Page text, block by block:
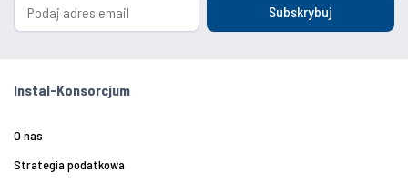
Subskrybuj
Instal-Konsorcjum
O nas
Strategia podatkowa